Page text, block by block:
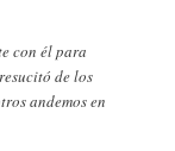
con él para
de los
andemos en